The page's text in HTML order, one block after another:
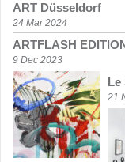
ART Düsseldorf
24 Mar 2024
ARTFLASH
9 Dec 2023
Le
21